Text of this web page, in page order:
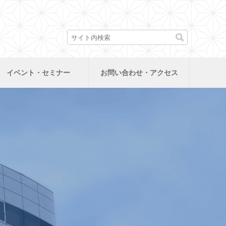
イベント・セミナー お問い合わせ・アクセス